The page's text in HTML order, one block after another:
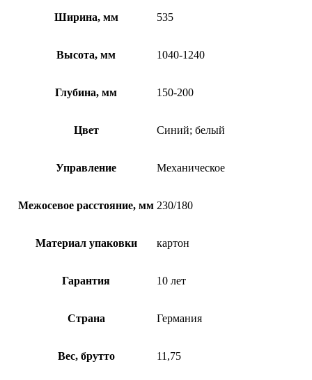
Ширина, мм 535
Высота, мм 1040-1240
Глубина, мм 150-200
Цвет Синий; белый
Управление Механическое
Межосевое расстояние, мм 230/180
Материал упаковки картон
Гарантия 10 лет
Страна Германия
Вес, брутто 11,75